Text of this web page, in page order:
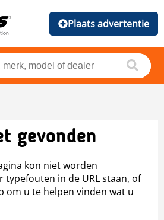
Plaats advertentie
gevonden
kon niet worden
typefouten in de URL staan, of
om u te helpen vinden wat u